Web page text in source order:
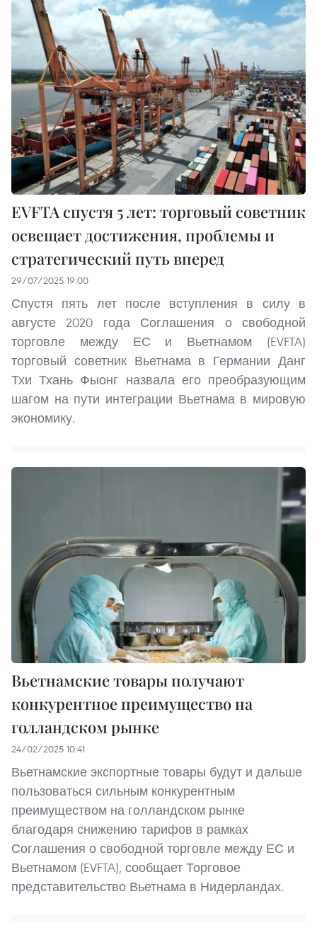
EVFTA спустя 5 лет: торговый советник
освещает достижения, проблемы и
стратегический путь вперед
29/07/2025 19:00
Спустя пять лет после вступления в силу в
августе 2020 года Соглашения о свободной
торговле между ЕС и Вьетнамом (EVFTA)
торговый советник Вьетнама в Германии Данг
Тхи Тхань Фыонг назвала его преобразующим
шагом на пути интеграции Вьетнама в мировую
экономику.
Вьетнамские товары получают
конкурентное преимущество на
голландском рынке
24/02/2025 10:41
Вьетнамские экспортные товары будут и дальше
пользоваться сильным конкурентным
преимуществом на голландском рынке
благодаря снижению тарифов в рамках
Соглашения о свободной торговле между ЕС и
Вьетнамом (EVFTA), сообщает Торговое
представительство Вьетнама в Нидерландах.